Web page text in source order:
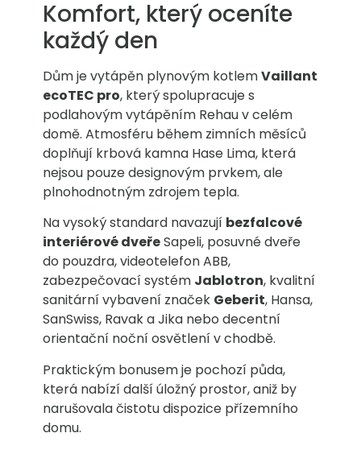
Komfort, který oceníte
každý den
Dům je vytápěn plynovým kotlemVaillant
ecoTEC pro, který spolupracuje s
podlahovým vytápěním Rehau v celém
domě. Atmosféru během zimních měsíců
doplňují krbová kamna Hase Lima, která
nejsou pouze designovým prvkem, ale
plnohodnotným zdrojem tepla.
Na vysoký standard navazují bezfalcové
interiérové dveřeSapeli, posuvné dveře
do pouzdra, videotelefon ABB,
zabezpečovací systém Jablotron, kvalitní
sanitární vybavení značek Geberit, Hansa,
SanSwiss, Ravak a Jika nebo decentní
orientační noční osvětlení v chodbě.
Praktickým bonusem je pochozí půda,
která nabízí další úložný prostor, aniž by
narušovala čistotu dispozice přízemního
domu.